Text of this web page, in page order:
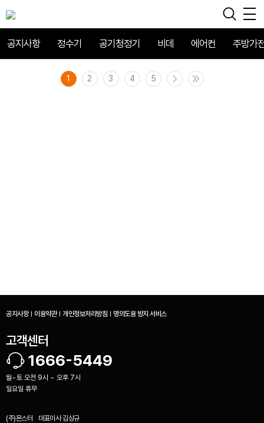
공지사항 정수기 공기청정기 비데 에어컨 주방가
1 2 3 4 5
공지사항 이용약관 개인정보처리방침 명의도용 방지 서비스
고객센터
1666-5449
월~토 오전 9시 ~ 오후 7시
일요일 휴무
(주)몬스터 대표이사 김상규